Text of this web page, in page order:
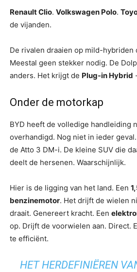
Renault Clio. Volkswagen Polo.
de vijanden.
De rivalen draaien op mild-
Meestal geen stekker nodig. De
anders. Het krijgt de Plug-in Hybrid
Onder de motorkap
BYD heeft de volledige handleiding
overhandigd. Nog niet in ieder
de Atto 3 DM-i. De kleine SUV die
deelt de hersenen. Waarschijnlijk.
Hier is de ligging van het land. Een
benzinemotor. Het drijft de wielen
draait. Genereert kracht. Een
op. Drijft de voorwielen aan. Direct.
te efficiënt.
HET HERDEFINIËREN